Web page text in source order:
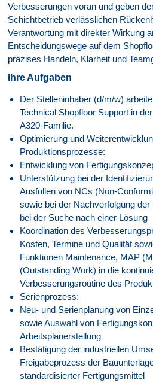
Verbesserungen voran und geben
Schichtbetrieb verlässlichen
Verantwortung mit direkter Wirkung
Entscheidungswege auf dem
präzises Handeln, Klarheit und
Ihre Aufgaben
Der Stelleninhaber (d/m/w)
Technical Shopfloor Support in
A320-Familie.
Optimierung und
Produktionsprozesse:
Entwicklung von
Unterstützung bei der
Ausfüllen von NCs (Non-
sowie bei der Nachverfolgung
bei der Suche nach einer Lösung
Koordination des
Kosten, Termine und Qualität
Funktionen Maintenance, MAP
(Outstanding Work) in die
Verbesserungsroutine des
Serienprozess:
Neu- und Serienplanung von
sowie Auswahl von
Arbeitsplanerstellung
Bestätigung der industriellen
Freigabeprozess der
standardisierter Fertigungsmittel